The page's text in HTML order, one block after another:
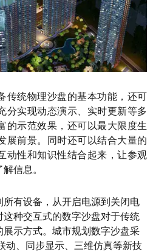
传统物理沙盘的基本功能，还可
分实现动态演示、实时更新等多
的示范效果，还可以最大限度生
展前景。同时还可以结合大量的
动性和知识性结合起来，让参观
信息。
有设备，从开启电源到关闭电
种交互式的数字沙盘对于传统
示方式。城市规划数字沙盘采
动、同步显示、三维仿真等新技